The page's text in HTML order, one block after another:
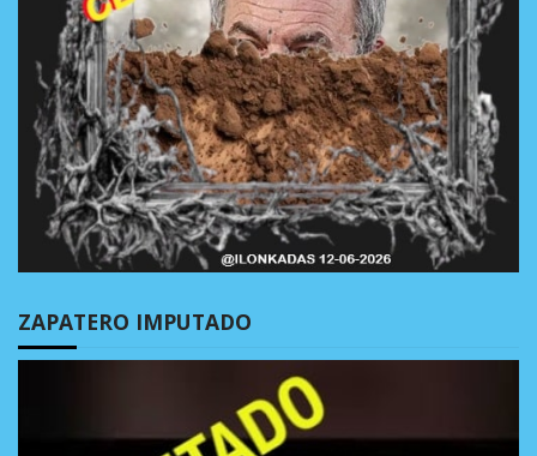
ZAPATERO IMPUTADO